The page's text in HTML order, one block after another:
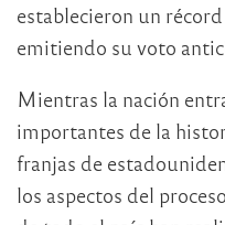
establecieron un
emitiendo su voto
Mientras la nación
importantes de la
franjas de
los aspectos del